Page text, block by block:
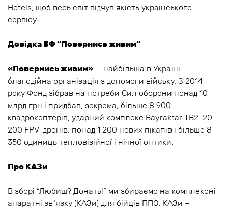
Hotels, щоб весь світ відчув якість українського
сервісу.
Довідка БФ “Повернись живим”
«Повернись живим» — найбільша в Україні
благодійна організація з допомоги війську. З 2014
року Фонд зібрав на потреби Сил оборони понад 10
млрд грн і придбав, зокрема, більше 8 900
квадрокоптерів, ударний комплекс Bayraktar TB2, 20
200 FPV-дронів, понад 1 200 нових пікапів і більше 8
350 одиниць тепловізійної і нічної оптики.
Про КАЗи
В зборі “Любиш? Донать!” ми збираємо на комплексні
апаратні звʼязку (КАЗи) для бійців ППО. КАЗи –